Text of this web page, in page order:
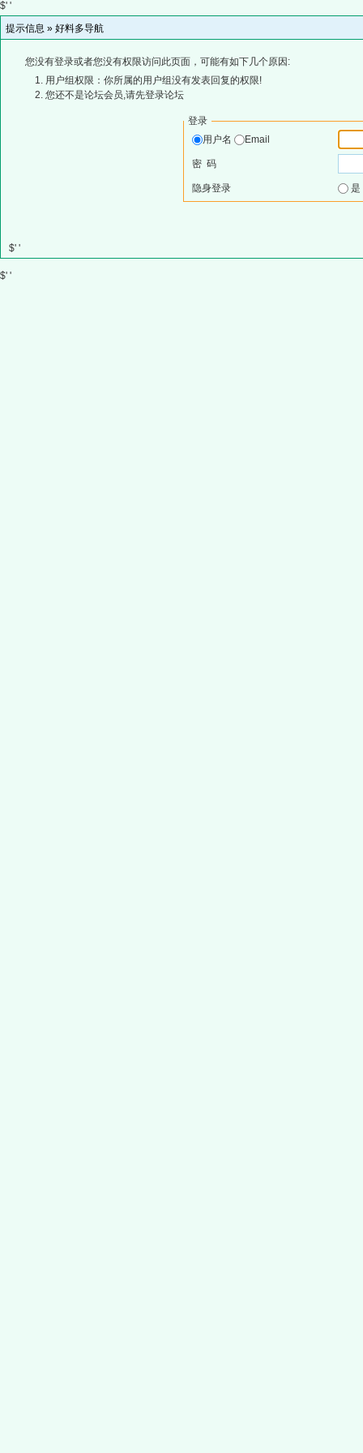
$' '
提示信息 » 好料多导航
您没有登录或者您没有权限访问此页面，可能有如下几个原因:
用户组权限：你所属的用户组没有发表回复的权限!
您还不是论坛会员,请先登录论坛
登录
用户名
Email
密 码
隐身登录
$' '
$' '